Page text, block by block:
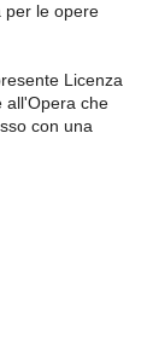
per le opere
Licenza
all'Opera che
con una